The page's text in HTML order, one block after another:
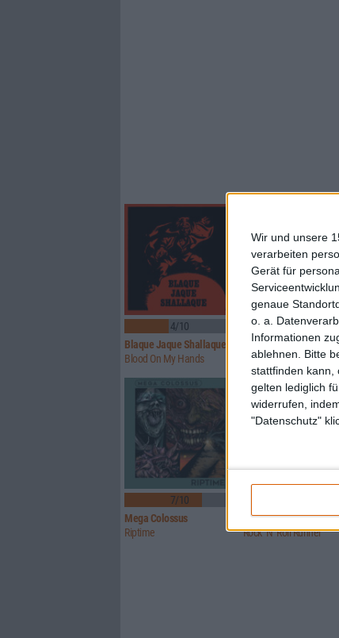
Wir und unsere
verarbeiten
Gerät für
genaue
o. a.
Informationen
ablehnen.
Bitte
stattfinden kann,
gelten lediglich
widerrufen,
"Datenschutz"
4/10
Blaque Jaque Shallaque
Blood On My Hands
7/10
Iron Fate
Crimson Messiah
7/10
Mega Colossus
Riptime
Toad The Wet Sprocket
Rock ‘N’ Roll Runner